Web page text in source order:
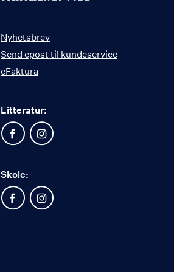
Nyhetsbrev
Send epost til kundeservice
eFaktura
Litteratur:
Skole: